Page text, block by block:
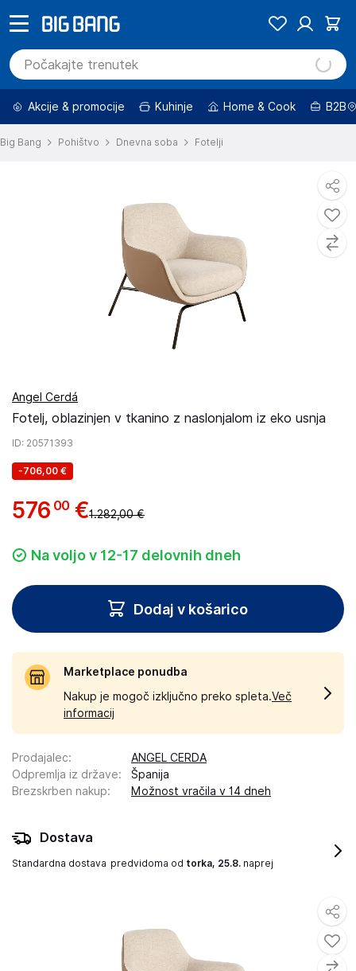
Akcije & promocije Kuhinje Home & Cook B2B
Big Bang Pohištvo Dnevna soba Fotelji
Angel Cerdá
Fotelj, oblazinjen v tkanino z naslonjalom iz eko usnja
ID: 20571393
-706,00 €
576 00 €1.282,00 €
Na voljo v 12-17 delovnih dneh
Dodaj v košarico
Marketplace ponudba
Nakup je mogoč izključno preko spleta.Več
informacij
Prodajalec:
ANGEL CERDA
Odpremlja iz države:
Španija
Brezskrben nakup: Možnost vračila v 14 dneh
Dostava
Standardna dostava predvidoma od torka, 25.8. naprej